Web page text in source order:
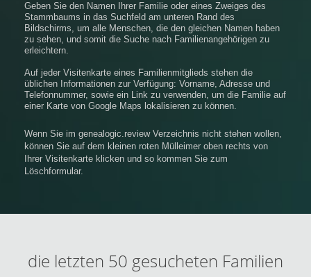
Geben Sie den Namen Ihrer Familie oder eines Zweiges des
Stammbaums in das Suchfeld am unteren Rand des
Bildschirms, um alle Menschen, die den gleichen Namen haben
zu sehen, und somit die Suche nach Familienangehörigen zu
erleichtern.
Auf jeder Visitenkarte eines Familienmitglieds stehen die
üblichen Informationen zur Verfügung: Vorname, Adresse und
Telefonnummer, sowie ein Link zu verwenden, um die Familie auf
einer Karte von Google Maps lokalisieren zu können.
Wenn Sie im genealogic.review Verzeichnis nicht stehen wollen,
können Sie auf dem kleinen roten Mülleimer oben rechts von
Ihrer Visitenkarte klicken und so kommen Sie zum
Löschformular.
die letzten 50 gesucheten Familien